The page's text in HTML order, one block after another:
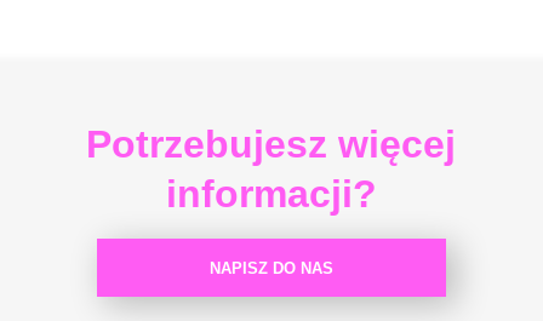
Potrzebujesz więcej
informacji?
NAPISZ DO NAS